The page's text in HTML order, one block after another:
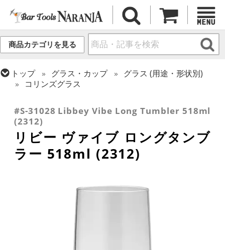
商品カテゴリを見る
トップ グラス・カップ
グラス (用途・形状別)
コリンズグラス
リビー
#S-31028 Libbey Vibe Long Tumbler 518ml
(2312)
リビー ヴァイブ ロングタンブ
ラー 518ml (2312)